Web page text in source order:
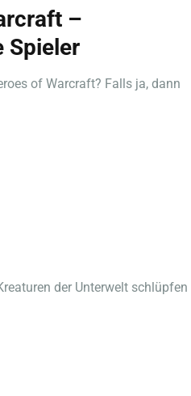
–
Spieler
of Warcraft? Falls ja, dann
der Unterwelt schlüpfen